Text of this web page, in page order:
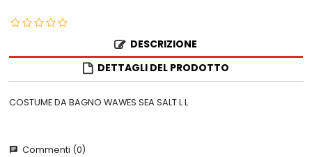
DESCRIZIONE
DETTAGLI DEL PRODOTTO
COSTUME DA BAGNO WAWES SEA SALT L L
chat Commenti (0)